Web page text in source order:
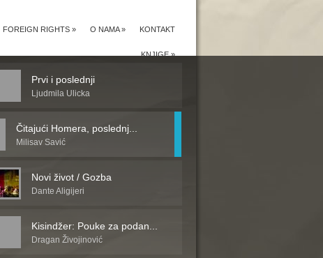
KONTAKT
O NAMA»
FOREIGN RIGHTS »
KNJIGE»
Prvi i poslednji
Ljudmila Ulicka
Čitajući Homera, poslednj...
Milisav Savić
Novi život / Gozba
Dante Aligijeri
Kisindžer: Pouke za podan...
Dragan Živojinović